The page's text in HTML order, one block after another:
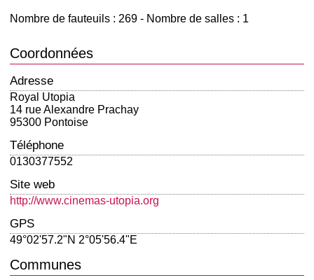
Nombre de fauteuils : 269 - Nombre de salles : 1
Coordonnées
Adresse
Royal Utopia
14 rue Alexandre Prachay
95300 Pontoise
Téléphone
0130377552
Site web
http://www.cinemas-utopia.org
GPS
49°02'57.2"N 2°05'56.4"E
Communes